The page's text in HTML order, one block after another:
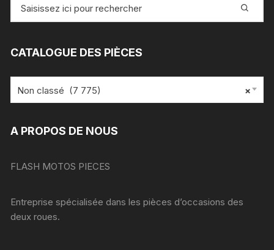
pour
CATALOGUE DES PIÈCES
×
Non classé (7 775)
A PROPOS DE NOUS
FLASH MOTOS PIECES
Entreprise spécialisée dans les pièces d’occasions des
deux roues.